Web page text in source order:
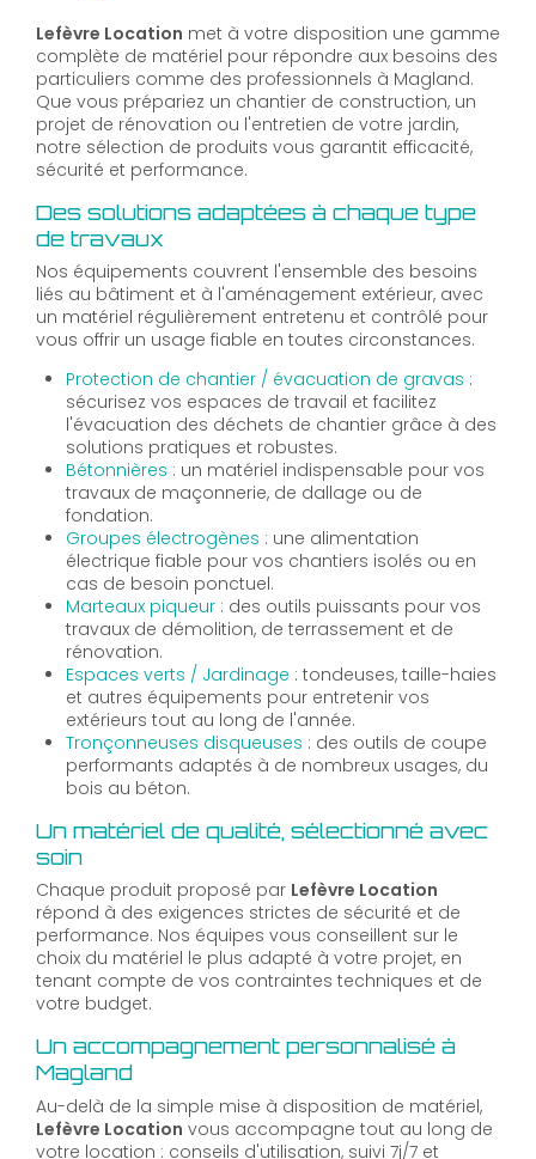
Lefèvre Location met à votre disposition une gamme
complète de matériel pour répondre aux besoins des
particuliers comme des professionnels à Magland.
Que vous prépariez un chantier de construction, un
projet de rénovation ou l'entretien de votre jardin,
notre sélection de produits vous garantit efficacité,
sécurité et performance.
Des solutions adaptées à chaque type
de travaux
Nos équipements couvrent l'ensemble des besoins
liés au bâtiment et à l'aménagement extérieur, avec
un matériel régulièrement entretenu et contrôlé pour
vous offrir un usage fiable en toutes circonstances.
Protection de chantier / évacuation de gravas :
sécurisez vos espaces de travail et facilitez
l'évacuation des déchets de chantier grâce à des
solutions pratiques et robustes.
Bétonnières : un matériel indispensable pour vos
travaux de maçonnerie, de dallage ou de
fondation.
Groupes électrogènes : une alimentation
électrique fiable pour vos chantiers isolés ou en
cas de besoin ponctuel.
Marteaux piqueur : des outils puissants pour vos
travaux de démolition, de terrassement et de
rénovation.
Espaces verts / Jardinage : tondeuses, taille-haies
et autres équipements pour entretenir vos
extérieurs tout au long de l'année.
Tronçonneuses disqueuses : des outils de coupe
performants adaptés à de nombreux usages, du
bois au béton.
Un matériel de qualité, sélectionné avec
soin
Chaque produit proposé par Lefèvre Location
répond à des exigences strictes de sécurité et de
performance. Nos équipes vous conseillent sur le
choix du matériel le plus adapté à votre projet, en
tenant compte de vos contraintes techniques et de
votre budget.
Un accompagnement personnalisé à
Magland
Au-delà de la simple mise à disposition de matériel,
Lefèvre Location vous accompagne tout au long de
votre location : conseils d'utilisation, suivi 7j/7 et